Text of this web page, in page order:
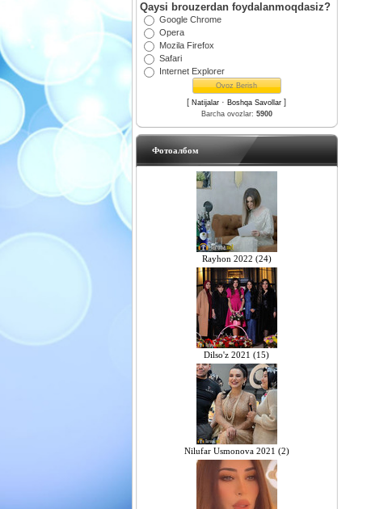
Qaysi brouzerdan foydalanmoqdasiz?
Google Chrome
Opera
Mozila Firefox
Safari
Internet Explorer
[ Natijalar · Boshqa Savollar ]
Barcha ovozlar: 5900
Фотоалбом
Rayhon 2022 (24)
Dilso'z 2021 (15)
Nilufar Usmonova 2021 (2)